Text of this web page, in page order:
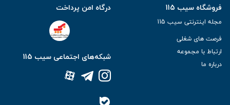
فروشگاه سیب 115
مجله اینترنتی سیب 115
فرصت های شغلی
ارتباط با مجموعه
درباره ما
درگاه امن پرداخت
شبکه‌های اجتماعی سیب 115